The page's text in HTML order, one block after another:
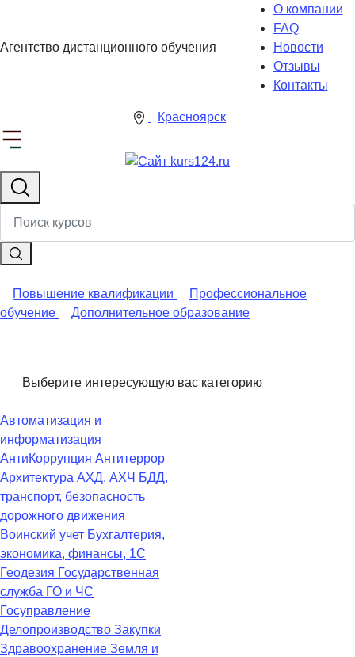
Агентство дистанционного обучения
О компании
FAQ
Новости
Отзывы
Контакты
Красноярск
Повышение квалификации
Профессиональное
обучение
Дополнительное образование
Выберите интересующую вас категорию
Автоматизация и
информатизация
АнтиКоррупция Антитеррор
Архитектура АХД, АХЧ БДД,
транспорт, безопасность
дорожного движения
Воинский учет Бухгалтерия,
экономика, финансы, 1С
Геодезия Государственная
служба ГО и ЧС
Госуправление
Делопроизводство Закупки
Здравоохранение Земля и